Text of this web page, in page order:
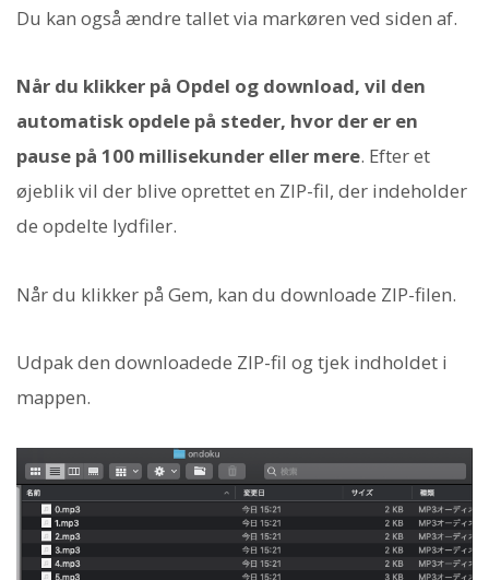
Du kan også ændre tallet via markøren ved siden af.
Når du klikker på Opdel og download, vil den
automatisk opdele på steder, hvor der er en
pause på 100 millisekunder eller mere. Efter et
øjeblik vil der blive oprettet en ZIP-fil, der indeholder
de opdelte lydfiler.
Når du klikker på Gem, kan du downloade ZIP-filen.
Udpak den downloadede ZIP-fil og tjek indholdet i
mappen.